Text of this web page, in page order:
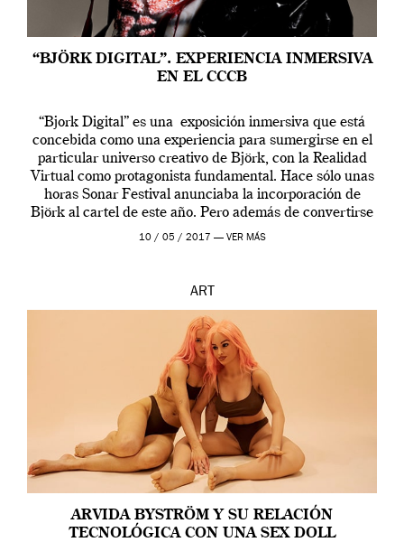
“BJÖRK DIGITAL”. EXPERIENCIA INMERSIVA
EN EL CCCB
“Bjork Digital” es una exposición inmersiva que está
concebida como una experiencia para sumergirse en el
particular universo creativo de Björk, con la Realidad
Virtual como protagonista fundamental. Hace sólo unas
horas Sonar Festival anunciaba la incorporación de
Björk al cartel de este año. Pero además de convertirse
en una de las actuaciones más relevantes […]
10 / 05 / 2017 — VER MÁS
ART
ARVIDA BYSTRÖM Y SU RELACIÓN
TECNOLÓGICA CON UNA SEX DOLL